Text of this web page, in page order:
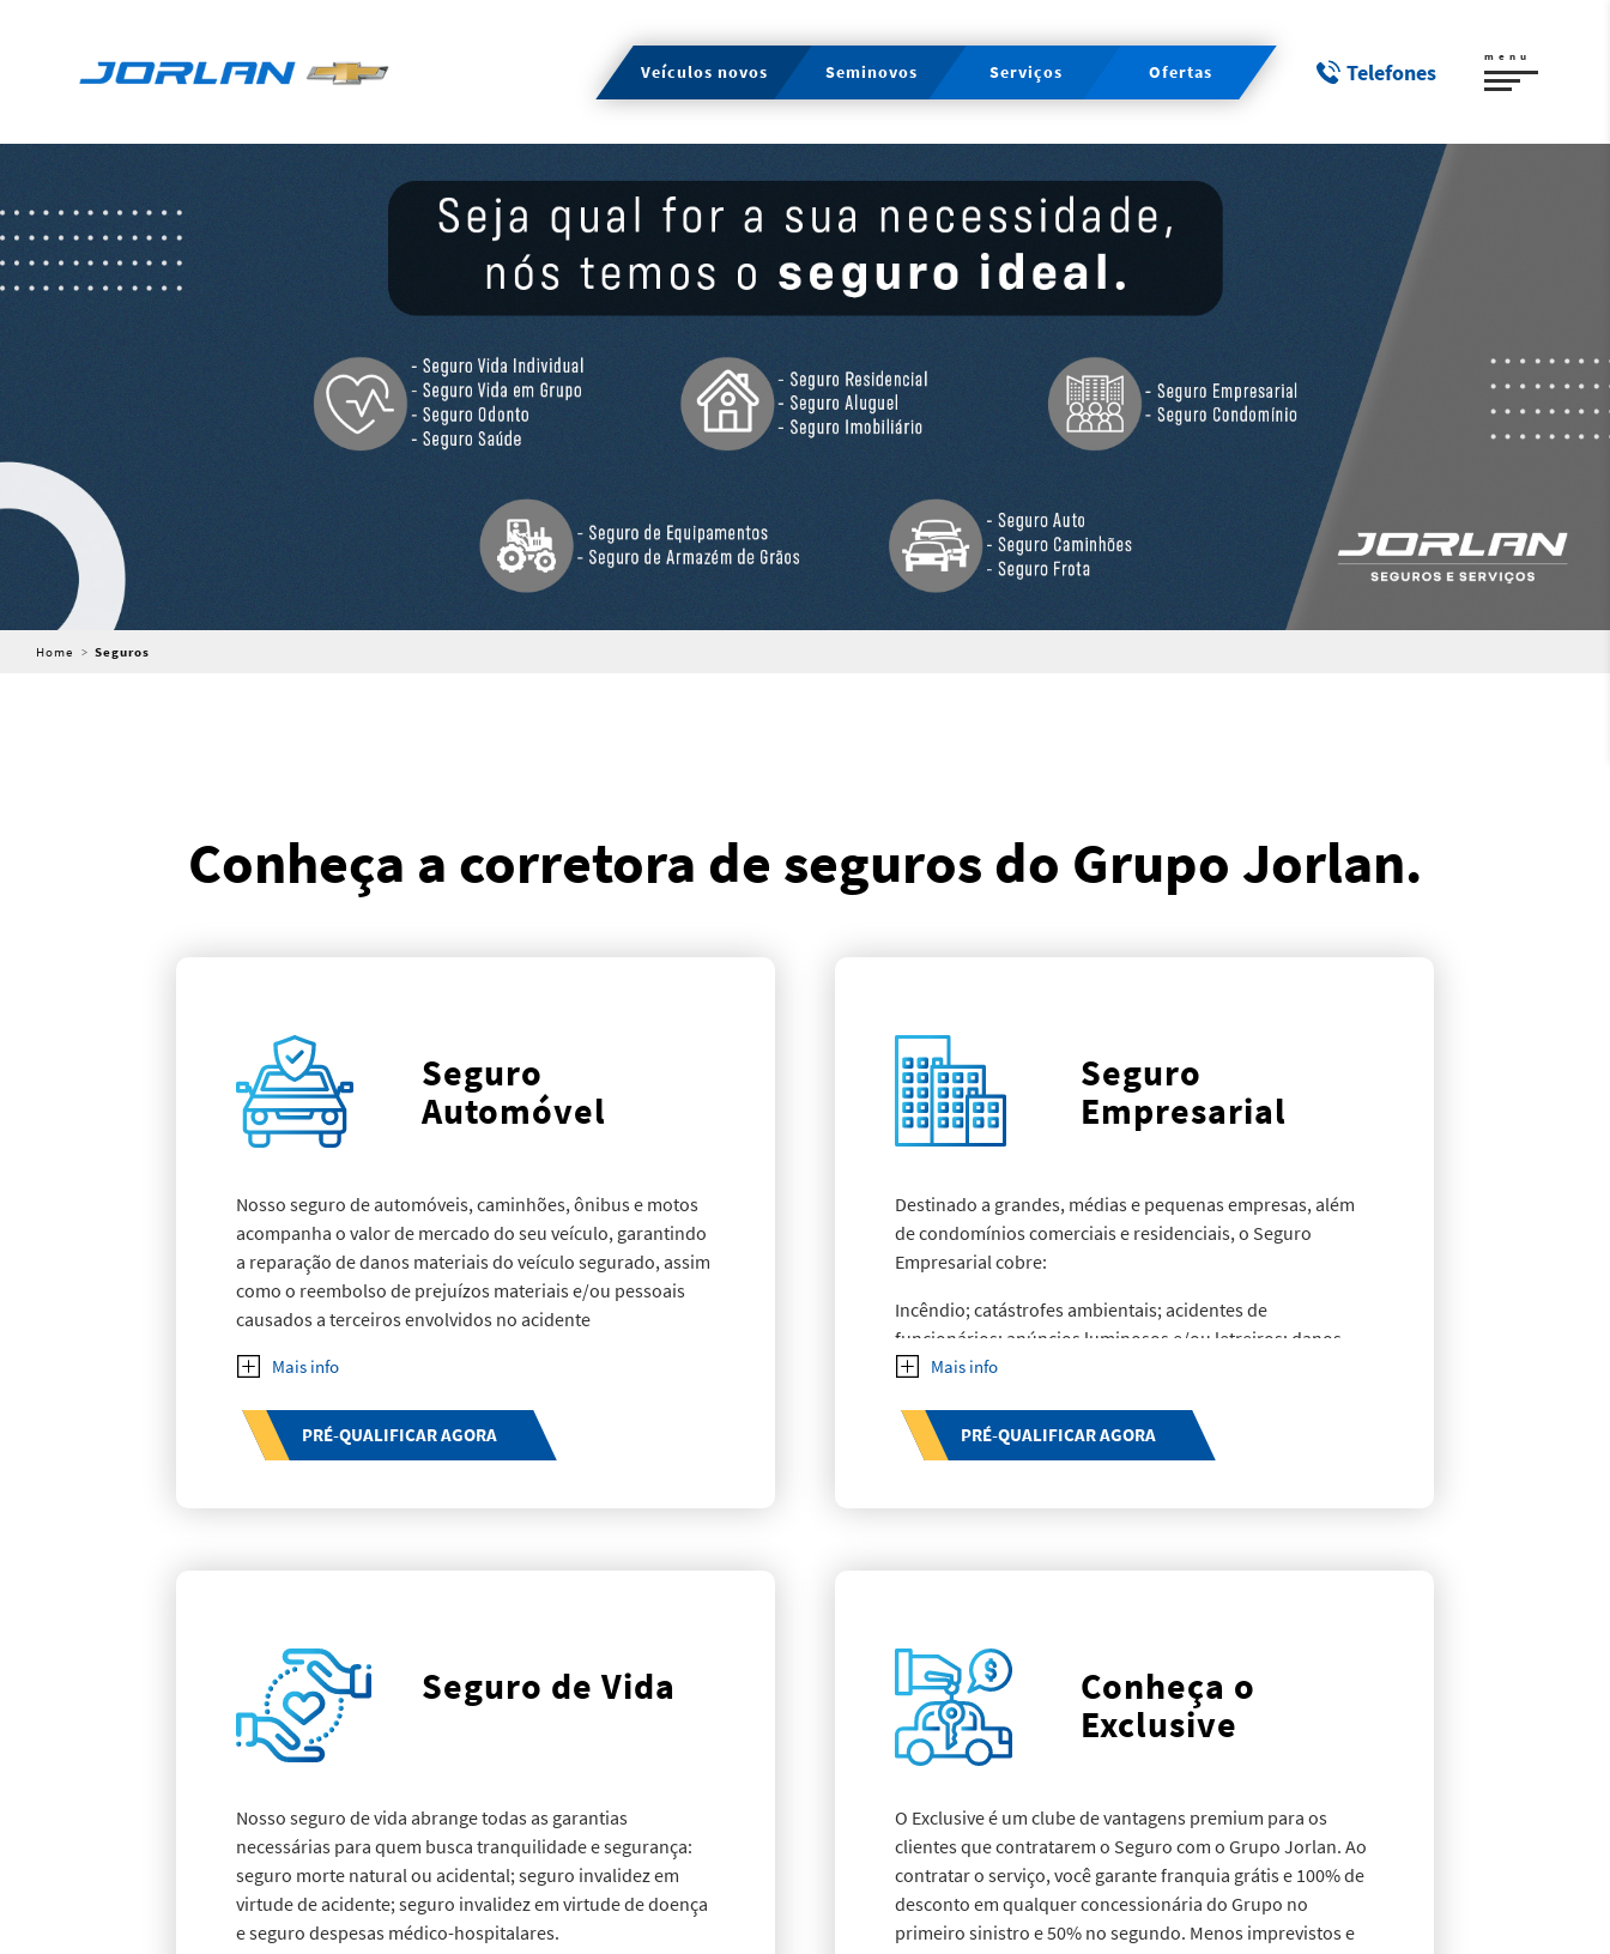
Veículos novos Seminovos Serviços Ofertas Telefones
menu
Home Seguros
Conheça a corretora de seguros do Grupo Jorlan.
Seguro
Automóvel
Nosso seguro de automóveis, caminhões, ônibus e motos
acompanha o valor de mercado do seu veículo, garantindo
a reparação de danos materiais do veículo segurado, assim
como o reembolso de prejuízos materiais e/ou pessoais
causados a terceiros envolvidos no acidente
PRÉ-QUALIFICAR AGORA
Seguro
Empresarial
Destinado a grandes, médias e pequenas empresas, além
de condomínios comerciais e residenciais, o Seguro
Empresarial cobre:
Incêndio; catástrofes ambientais; acidentes de
funcionários; anúncios luminosos e/ou letreiros; danos
elétricos; despesas com recomposição de registros e
frigorificados; desmoronamento; equipamentos móveis,
estacionários, eletrônicos e em exposição; extravasamento
empregados; lucros cessantes; perda ou pagamento de
espelhos e mármores; queda de aeronaves ou impacto de
responsabilidade civil (operações, produtos e
empregador); tumultos, greves e lock-outs; transporte
terrestre de mercadorias (território nacional) e vazamento
de sprinklers.
PRÉ-QUALIFICAR AGORA
Seguro de Vida
Nosso seguro de vida abrange todas as garantias
necessárias para quem busca tranquilidade e segurança:
seguro morte natural ou acidental; seguro invalidez em
virtude de acidente; seguro invalidez em virtude de doença
e seguro despesas médico-hospitalares.
Conheça o
Exclusive
O Exclusive é um clube de vantagens premium para os
clientes que contratarem o Seguro com o Grupo Jorlan. Ao
contratar o serviço, você garante franquia grátis e 100% de
desconto em qualquer concessionária do Grupo no
primeiro sinistro e 50% no segundo. Menos imprevistos e